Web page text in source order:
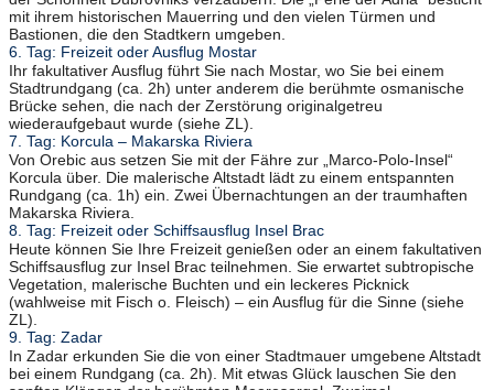
mit ihrem historischen Mauerring und den vielen Türmen und
Bastionen, die den Stadtkern umgeben.
6. Tag: Freizeit oder Ausflug Mostar
Ihr fakultativer Ausflug führt Sie nach Mostar, wo Sie bei einem
Stadtrundgang (ca. 2h) unter anderem die berühmte osmanische
Brücke sehen, die nach der Zerstörung originalgetreu
wiederaufgebaut wurde (siehe ZL).
7. Tag: Korcula – Makarska Riviera
Von Orebic aus setzen Sie mit der Fähre zur „Marco-Polo-Insel“
Korcula über. Die malerische Altstadt lädt zu einem entspannten
Rundgang (ca. 1h) ein. Zwei Übernachtungen an der traumhaften
Makarska Riviera.
8. Tag: Freizeit oder Schiffsausflug Insel Brac
Heute können Sie Ihre Freizeit genießen oder an einem fakultativen
Schiffsausflug zur Insel Brac teilnehmen. Sie erwartet subtropische
Vegetation, malerische Buchten und ein leckeres Picknick
(wahlweise mit Fisch o. Fleisch) – ein Ausflug für die Sinne (siehe
ZL).
9. Tag: Zadar
In Zadar erkunden Sie die von einer Stadtmauer umgebene Altstadt
bei einem Rundgang (ca. 2h). Mit etwas Glück lauschen Sie den